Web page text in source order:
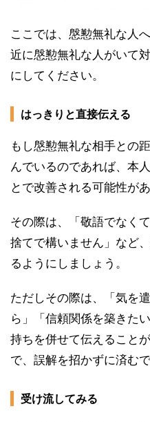
ここでは、慇懃無礼な人
近に慇懃無礼な人がいて
にしてください。
はっきりと直接伝える
もし慇懃無礼な相手との
んでいるのであれば、本
とで改善される可能性があ
その際は、「敬語でなく
捨てで構いません」など
るようにしましょう。
ただしその際は、「気を
ら」「信頼関係を築きた
持ちを併せて伝えること
で、誤解を招かずに済むで
受け流してみる